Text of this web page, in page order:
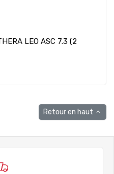
LEO ASC 7.3 (2
Retour en haut 